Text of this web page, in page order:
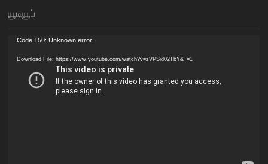
யூடியூப்
Video
Code 150: Unknown error.
Download File: https://www.youtube.com/watch?v=zVPSid02TbY&_=1